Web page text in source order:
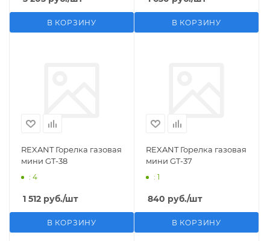
В КОРЗИНУ В КОРЗИНУ
REXANT Горелка газовая
мини GT-38
: 4
1 512 руб./шт
В КОРЗИНУ
REXANT Горелка газовая
мини GT-37
: 1
840 руб./шт
В КОРЗИНУ